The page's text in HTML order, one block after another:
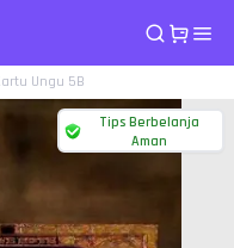
Ungu 5B
Tips Berbelanja
Aman